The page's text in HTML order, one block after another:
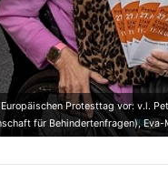
Protesttag vor: v.l.
für Behindertenfragen),